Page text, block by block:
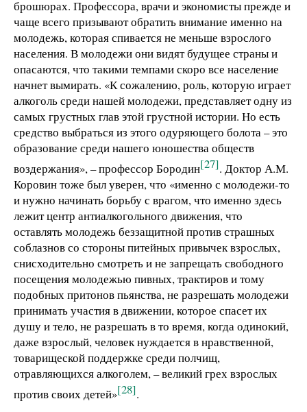
брошюрах. Профессора, врачи и экономисты прежде и
чаще всего призывают обратить внимание именно на
молодежь, которая спивается не меньше взрослого
населения. В молодежи они видят будущее страны и
опасаются, что такими темпами скоро все население
начнет вымирать. «К сожалению, роль, которую играет
алкоголь среди нашей молодежи, представляет одну из
самых грустных глав этой грустной истории. Но есть
средство выбраться из этого одуряющего болота – это
образование среди нашего юношества обществ
воздержания», – профессор Бородин[27]. Доктор А.М.
Коровин тоже был уверен, что «именно с молодежи-то
и нужно начинать борьбу с врагом, что именно здесь
лежит центр антиалкогольного движения, что
оставлять молодежь беззащитной против страшных
соблазнов со стороны питейных привычек взрослых,
снисходительно смотреть и не запрещать свободного
посещения молодежью пивных, трактиров и тому
подобных притонов пьянства, не разрешать молодежи
принимать участия в движении, которое спасет их
душу и тело, не разрешать в то время, когда одинокий,
даже взрослый, человек нуждается в нравственной,
товарищеской поддержке среди полчищ,
отравляющихся алкоголем, – великий грех взрослых
против своих детей»[28].